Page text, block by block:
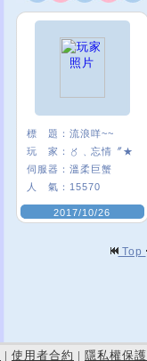
標 題： 流浪咩~~
玩 家：
〥﹑忘情〞★
伺服器： 溫柔巨蟹
人 氣： 15570
2017/10/26
Top
| 使用者合約 | 隱私權保護